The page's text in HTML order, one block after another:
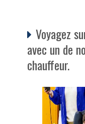
Voyagez
avec un de
chauffeur.